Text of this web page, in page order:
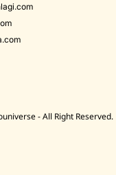
- All Right Reserved.